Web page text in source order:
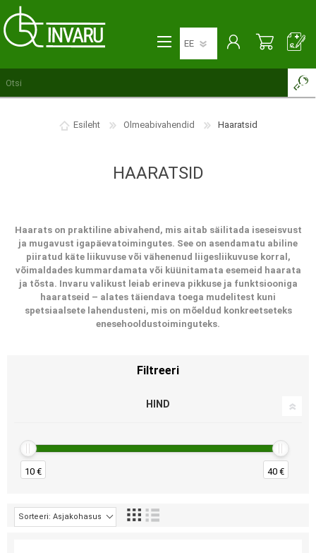
Esileht Olmeabivahendid Haaratsid
HAARATSID
Haarats on praktiline abivahend, mis aitab säilitada iseseisvust
ja mugavust igapäevatoimingutes. See on asendamatu abiline
piiratud käte liikuvuse või vähenenud liigesliikuvuse korral,
võimaldades kummardamata või küünitamata esemeid haarata
ja tõsta. Invaru valikust leiab erineva pikkuse ja funktsiooniga
haaratseid – alates täiendava toega mudelitest kuni
spetsiaalsete lahendusteni, mis on mõeldud konkreetseteks
enesehooldustoiminguteks.
Filtreeri
HIND
10 € 40 €
Sorteeri: Asjakohasus